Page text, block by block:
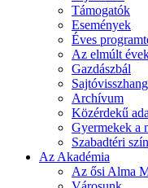
Támogatók
Események
Éves
Az elmúlt
Gazdászbál
Sajtóvisszhang
Archívum
Közérdekű
Gyermekek a
Szabadtéri
Az Akadémia
Az ősi Alma